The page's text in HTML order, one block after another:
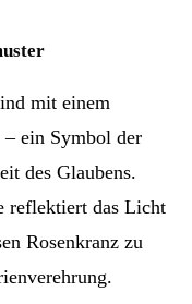
mit einem
ein Symbol der
des Glaubens.
reflektiert das Licht
Rosenkranz zu